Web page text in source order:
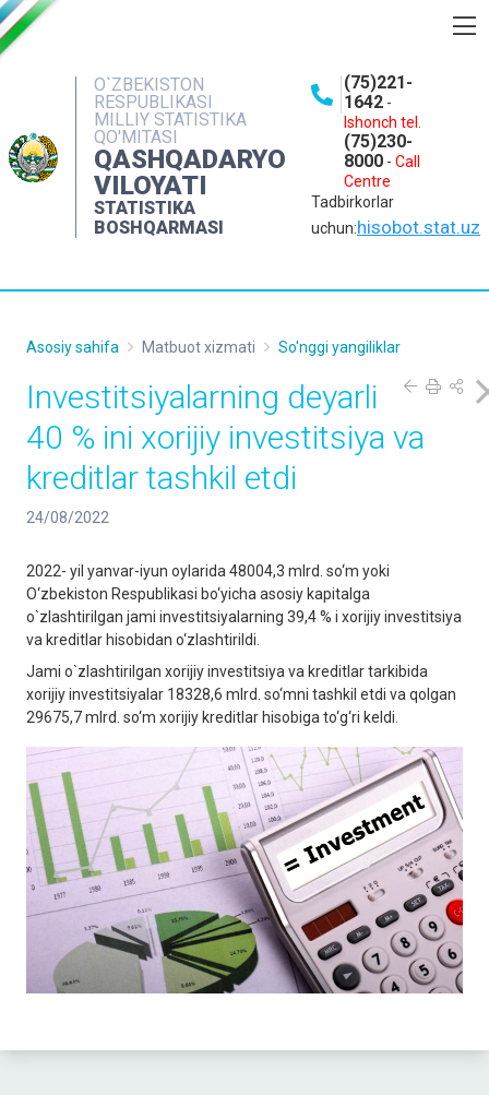
O`ZBEKISTON
RESPUBLIKASI
MILLIY STATISTIKA
QO'MITASI
QASHQADARYO
VILOYATI
STATISTIKA
BOSHQARMASI
(75)221-
1642 -
Ishonch tel.
(75)230-
8000 - Call
Centre
Tadbirkorlar
uchun:hisobot.stat.uz
OCHIQ MA'LUMOTLAR
NASHRLAR
INTERAKTIV XIZMATLAR
MATBUOT XIZMATI
KONTAKTLAR
Asosiy sahifa Matbuot xizmati So'nggi yangiliklar
Investitsiyalarning deyarli
40 % ini xorijiy investitsiya va
kreditlar tashkil etdi
24/08/2022
2022- yil yanvar-iyun oylarida 48004,3 mlrd. so‘m yoki
O‘zbekiston Respublikasi bo‘yicha asosiy kapitalga
o`zlashtirilgan jami investitsiyalarning 39,4 % i xorijiy investitsiya
va kreditlar hisobidan o‘zlashtirildi.
Jami o`zlashtirilgan xorijiy investitsiya va kreditlar tarkibida
xorijiy investitsiyalar 18328,6 mlrd. so‘mni tashkil etdi va qolgan
29675,7 mlrd. so‘m xorijiy kreditlar hisobiga to‘g‘ri keldi.